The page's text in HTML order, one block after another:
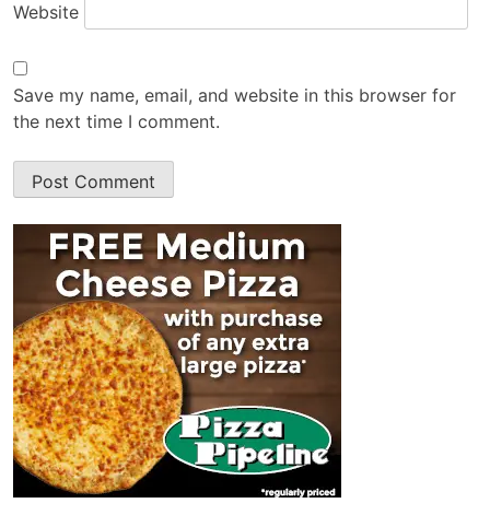
Website
Save my name, email, and website in this browser for
the next time I comment.